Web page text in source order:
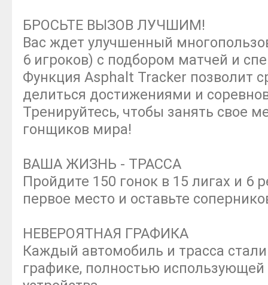
БРОСЬТЕ ВЫЗОВ ЛУЧШИМ!
Вас ждет улучшенный
6 игроков) с подбором матчей и
Функция Asphalt Tracker позволит
делиться достижениями и
Тренируйтесь, чтобы занять свое
гонщиков мира!
ВАША ЖИЗНЬ - ТРАССА
Пройдите 150 гонок в 15 лигах и 6
первое место и оставьте
НЕВЕРОЯТНАЯ ГРАФИКА
Каждый автомобиль и трасса
графике, полностью